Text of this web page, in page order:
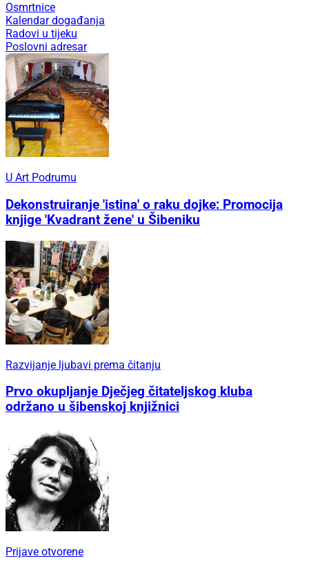
Osmrtnice
Kalendar događanja
Radovi u tijeku
Poslovni adresar
U Art Podrumu
Dekonstruiranje 'istina' o raku dojke: Promocija
knjige 'Kvadrant žene' u Šibeniku
Razvijanje ljubavi prema čitanju
Prvo okupljanje Dječjeg čitateljskog kluba
održano u šibenskoj knjižnici
Prijave otvorene